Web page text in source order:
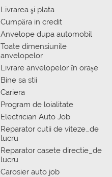
Livrarea şi plata
Сumpăra in credit
Anvelope dupa automobil
Toate dimensiunile
anvelopelor
Livrare anvelopelor în orașe
Bine sa stii
Cariera
Program de loialitate
Electrician Auto Job
Reparator cutii de viteze_de
lucru
Reparator casete directie_de
lucru
Carosier auto job